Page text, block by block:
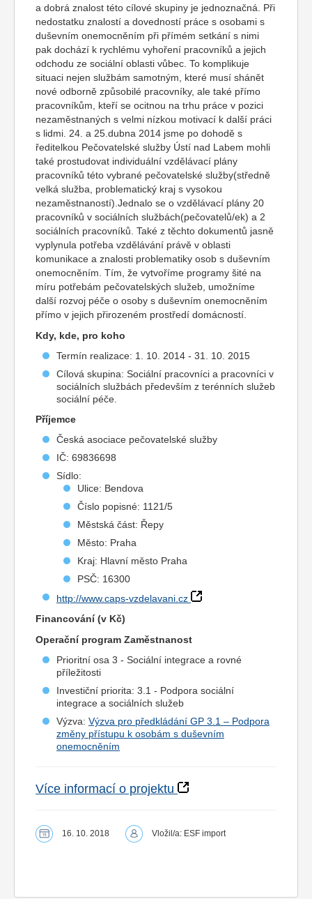
a dobrá znalost této cílové skupiny je jednoznačná. Při
nedostatku znalostí a dovedností práce s osobami s
duševním onemocněním při přímém setkání s nimi
pak dochází k rychlému vyhoření pracovníků a jejich
odchodu ze sociální oblasti vůbec. To komplikuje
situaci nejen službám samotným, které musí shánět
nové odborně způsobilé pracovníky, ale také přímo
pracovníkům, kteří se ocitnou na trhu práce v pozici
nezaměstnaných s velmi nízkou motivací k další práci
s lidmi. 24. a 25.dubna 2014 jsme po dohodě s
ředitelkou Pečovatelské služby Ústí nad Labem mohli
také prostudovat individuální vzdělávací plány
pracovníků této vybrané pečovatelské služby(středně
velká služba, problematický kraj s vysokou
nezaměstnaností).Jednalo se o vzdělávací plány 20
pracovníků v sociálních službách(pečovatelů/ek) a 2
sociálních pracovníků. Také z těchto dokumentů jasně
vyplynula potřeba vzdělávání právě v oblasti
komunikace a znalosti problematiky osob s duševním
onemocněním. Tím, že vytvoříme programy šité na
míru potřebám pečovatelských služeb, umožníme
další rozvoj péče o osoby s duševním onemocněním
přímo v jejich přirozeném prostředí domácností.
Kdy, kde, pro koho
Termín realizace: 1. 10. 2014 - 31. 10. 2015
Cílová skupina: Sociální pracovníci a pracovníci v
sociálních službách především z terénních služeb
sociální péče.
Příjemce
Česká asociace pečovatelské služby
IČ: 69836698
Sídlo:
Ulice: Bendova
Číslo popisné: 1121/5
Městská část: Řepy
Město: Praha
Kraj: Hlavní město Praha
PSČ: 16300
http://www.caps-vzdelavani.cz
Financování (v Kč)
Operační program Zaměstnanost
Prioritní osa 3 - Sociální integrace a rovné
příležitosti
Investiční priorita: 3.1 - Podpora sociální
integrace a sociálních služeb
Výzva: Výzva pro předkládání GP 3.1 – Podpora
změny přístupu k osobám s duševním
onemocněním
Více informací o projektu
16. 10. 2018 Vložil/a: ESF import